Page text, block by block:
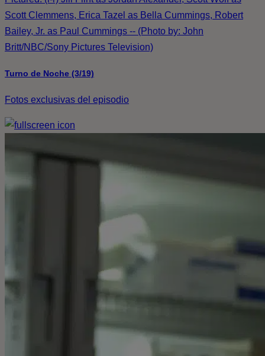
Scott Clemmens, Erica Tazel as Bella Cummings, Robert
Bailey, Jr. as Paul Cummings -- (Photo by: John
Britt/NBC/Sony Pictures Television)
Turno de Noche (3/19)
Fotos exclusivas del episodio